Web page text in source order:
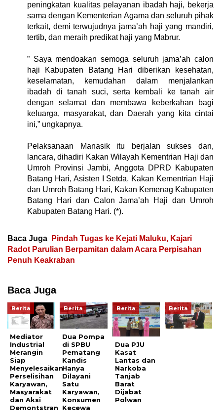
peningkatan kualitas pelayanan ibadah haji, bekerja
sama dengan Kementerian Agama dan seluruh pihak
terkait, demi terwujudnya jama’ah haji yang mandiri,
tertib, dan meraih predikat haji yang Mabrur.
” ‎Saya mendoakan semoga seluruh jama’ah calon
haji Kabupaten Batang Hari diberikan kesehatan,
keselamatan, kemudahan dalam menjalankan
ibadah di tanah suci, serta kembali ke tanah air
dengan selamat dan membawa keberkahan bagi
keluarga, masyarakat, dan Daerah yang kita cintai
ini,” ungkapnya.
Pelaksanaan Manasik itu berjalan sukses dan,
lancara, ‎dihadiri Kakan Wilayah Kementrian Haji dan
Umroh Provinsi Jambi, Anggota DPRD Kabupaten
Batang Hari, Asisten I Setda, Kakan Kementrian Haji
dan Umroh Batang Hari, Kakan Kemenag Kabupaten
Batang Hari dan Calon Jama’ah Haji dan Umroh
Kabupaten Batang Hari. (*).
Baca Juga
Pindah Tugas ke Kejati Maluku, Kajari
Radot Parulian Berpamitan dalam Acara Perpisahan
Penuh Keakraban
Baca Juga
Berita
Mediator
Industrial
Merangin
Siap
Menyelesaikan
Perselisihan
Karyawan,
Masyarakat
dan Aksi
Demontstran
Berita
Dua Pompa
di SPBU
Pematang
Kandis
Hanya
Dilayani
Satu
Karyawan,
Konsumen
Kecewa
Berita
Dua PJU
Kasat
Lantas dan
Narkoba
Tanjab
Barat
Dijabat
Polwan
Berita